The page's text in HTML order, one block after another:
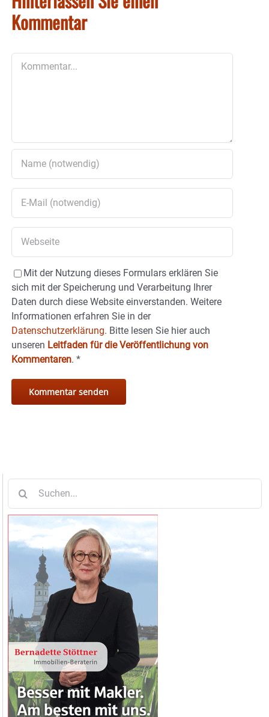
Kommentar
Mit der Nutzung dieses Formulars erklären Sie
sich mit der Speicherung und Verarbeitung Ihrer
Daten durch diese Website einverstanden. Weitere
Informationen erfahren Sie in der
Datenschutzerklärung. Bitte lesen Sie hier auch
unseren Leitfaden für die Veröffentlichung von
Kommentaren. *
nach: